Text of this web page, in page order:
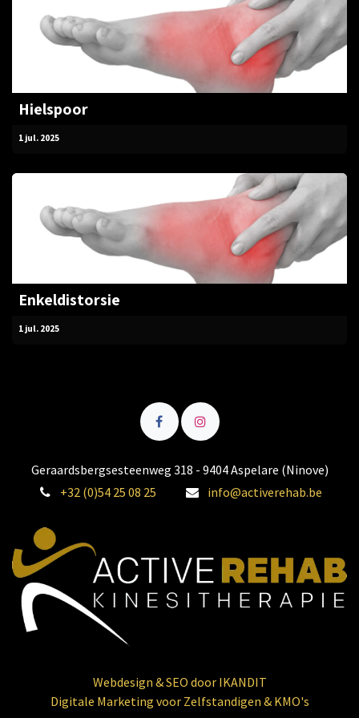
Hielspoor
1 jul. 2025
Enkeldistorsie
1 jul. 2025
Geraardsbergsesteenweg 318 - 9404 Aspelare (Ninove)
+32 (0)54 25 08 25
info@activerehab.be
Webdesign & SEO door IKANDIT
Digitale Marketing voor Zelfstandigen & KMO's